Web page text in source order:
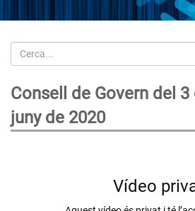
Cerca
Consell de Govern del 3
juny de 2020